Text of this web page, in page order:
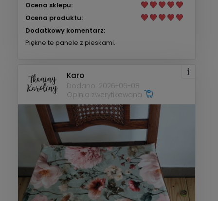
Ocena sklepu:
Ocena produktu:
Dodatkowy komentarz:
Piękne te panele z pieskami.
Karo
Dodano: 2026-06-08
Opinia zweryfikowana